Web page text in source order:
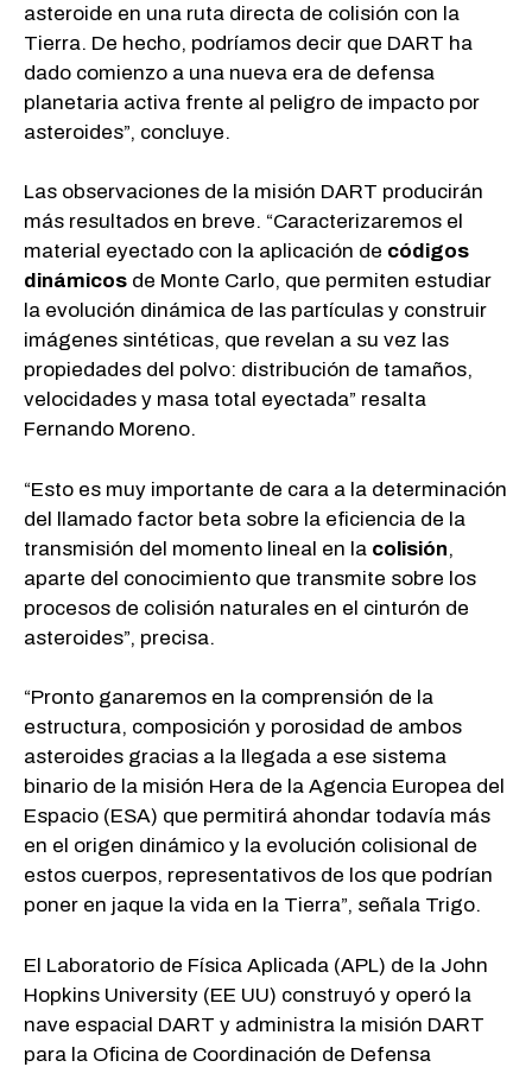
asteroide en una ruta directa de colisión con la
Tierra. De hecho, podríamos decir que DART ha
dado comienzo a una nueva era de defensa
planetaria activa frente al peligro de impacto por
asteroides”, concluye.
Las observaciones de la misión DART producirán
más resultados en breve. “Caracterizaremos el
material eyectado con la aplicación de códigos
dinámicos de Monte Carlo, que permiten estudiar
la evolución dinámica de las partículas y construir
imágenes sintéticas, que revelan a su vez las
propiedades del polvo: distribución de tamaños,
velocidades y masa total eyectada” resalta
Fernando Moreno.
“Esto es muy importante de cara a la determinación
del llamado factor beta sobre la eficiencia de la
transmisión del momento lineal en la colisión,
aparte del conocimiento que transmite sobre los
procesos de colisión naturales en el cinturón de
asteroides”, precisa.
“Pronto ganaremos en la comprensión de la
estructura, composición y porosidad de ambos
asteroides gracias a la llegada a ese sistema
binario de la misión Hera de la Agencia Europea del
Espacio (ESA) que permitirá ahondar todavía más
en el origen dinámico y la evolución colisional de
estos cuerpos, representativos de los que podrían
poner en jaque la vida en la Tierra”, señala Trigo.
El Laboratorio de Física Aplicada (APL) de la John
Hopkins University (EE UU) construyó y operó la
nave espacial DART y administra la misión DART
para la Oficina de Coordinación de Defensa